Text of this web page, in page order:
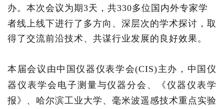
办。本次会议为期3天，共330多位国内外专家学
者线上线下进行了多方向、深层次的学术探讨，取
得了交流前沿技术、共谋行业发展的良好效果。
本届会议由中国仪器仪表学会(CIS)主办，中国仪
器仪表学会电子测量与仪器分会、《仪器仪表学
报》、哈尔滨工业大学、毫米波遥感技术重点实验